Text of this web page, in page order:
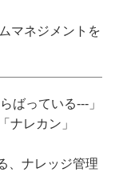
マネジメントを
ばっている---」
ナレカン」
、ナレッジ管理